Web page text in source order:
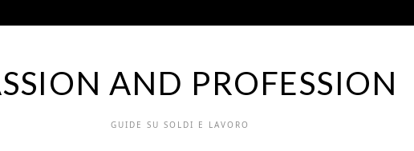
AND PROFESSION
GUIDE SU SOLDI E LAVORO